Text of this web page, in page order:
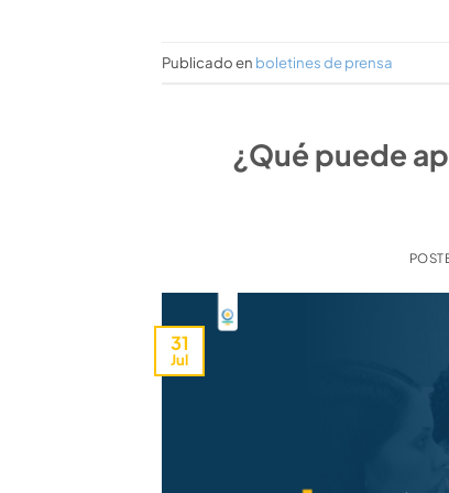
Publicado en boletines de prensa
¿Qué puede
31
Jul